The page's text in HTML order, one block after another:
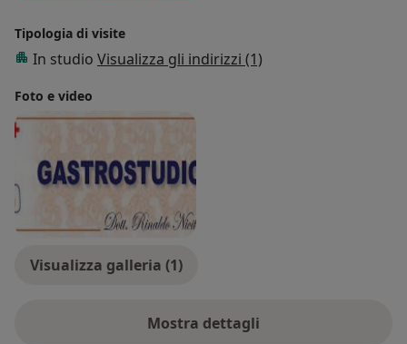
Tipologia di visite
In studio Visualizza gli indirizzi (1)
Foto e video
Visualizza galleria (1)
Mostra dettagli
sull'esperienza